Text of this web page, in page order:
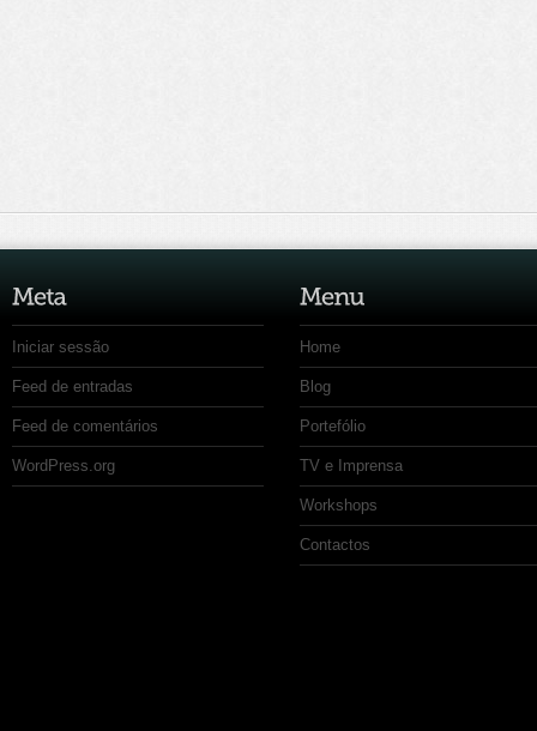
Iniciar sessão
Feed de entradas
Feed de comentários
WordPress.org
Home
Blog
Portefólio
TV e Imprensa
Workshops
Contactos